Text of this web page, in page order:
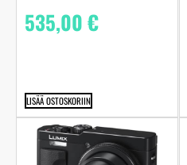
535,00€
LISÄÄ OSTOSKORIIN